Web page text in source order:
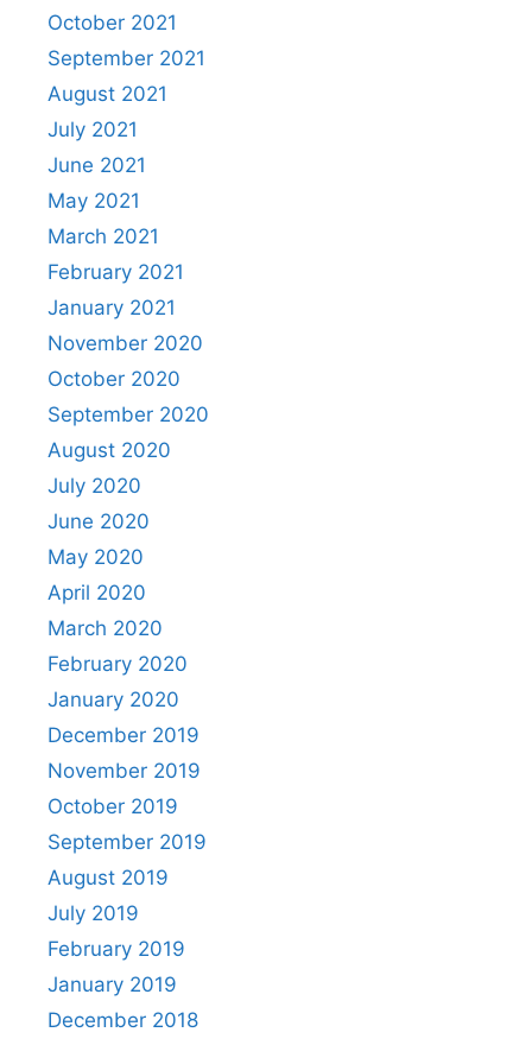
October 2021
September 2021
August 2021
July 2021
June 2021
May 2021
March 2021
February 2021
January 2021
November 2020
October 2020
September 2020
August 2020
July 2020
June 2020
May 2020
April 2020
March 2020
February 2020
January 2020
December 2019
November 2019
October 2019
September 2019
August 2019
July 2019
February 2019
January 2019
December 2018